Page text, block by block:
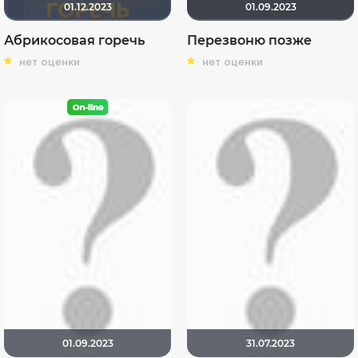
01.12.2023
Абрикосовая горечь
нет оценки
01.09.2023
Перезвоню позже
нет оценки
01.09.2023 31.07.2023